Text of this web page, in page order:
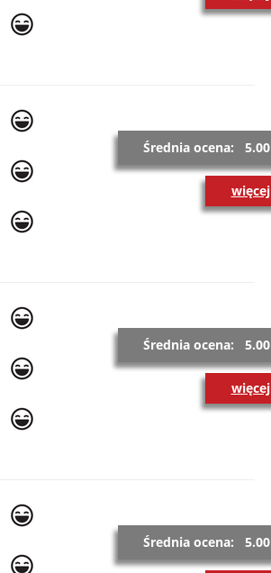
Średnia ocena: 5.00
więcej
Średnia ocena: 5.00
więcej
Średnia ocena: 5.00